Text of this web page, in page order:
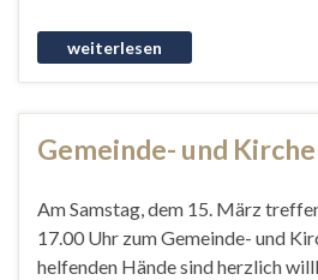
Gemeinde- und
Am Samstag, dem 15. März
17.00 Uhr zum Gemeinde- und
helfenden Hände sind herzlich